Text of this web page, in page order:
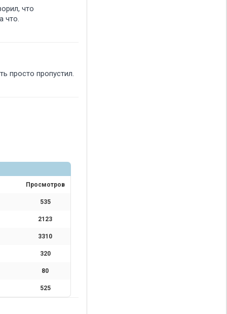
что
что.
просто пропустил.
Просмотров
535
2123
3310
320
80
525